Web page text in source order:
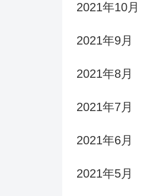
2021年10月
2021年9月
2021年8月
2021年7月
2021年6月
2021年5月